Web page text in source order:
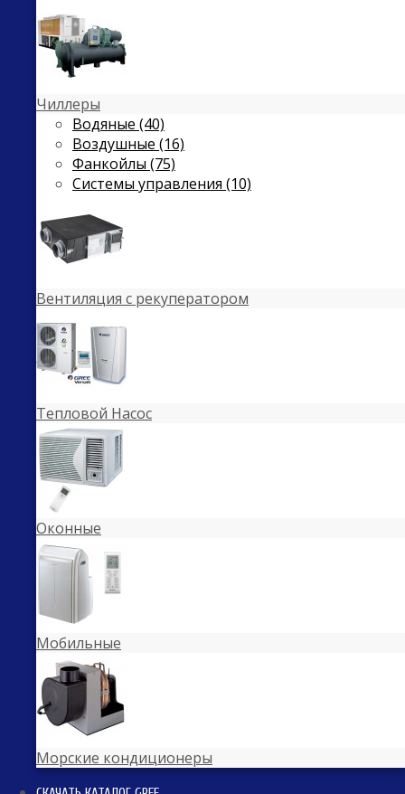
Чиллеры
Водяные (40)
Воздушные (16)
Фанкойлы (75)
Системы управления (10)
Вентиляция с рекуператором
Тепловой Насос
Оконные
Мобильные
Морские кондиционеры